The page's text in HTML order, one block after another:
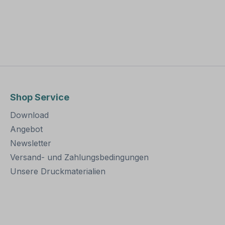
Shop Service
Download
Angebot
Newsletter
Versand- und Zahlungsbedingungen
Unsere Druckmaterialien